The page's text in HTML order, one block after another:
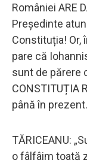
României ARE
Președinte
Constituția! Or,
pare că
sunt de părere
CONSTITUȚIA
până în
TĂRICEANU:
o fâlfâim toată